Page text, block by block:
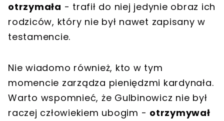
otrzymała - trafił do niej jedynie obraz ich
rodziców, który nie był nawet zapisany w
testamencie.
Nie wiadomo również, kto w tym
momencie zarządza pieniędzmi kardynała.
Warto wspomnieć, że Gulbinowicz nie był
raczej człowiekiem ubogim - otrzymywał